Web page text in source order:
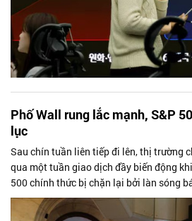
Phố Wall rung lắc mạnh, S&P
lục
Sau chín tuần liên tiếp đi lên, thị trường
qua một tuần giao dịch đầy biến động
500 chính thức bị chặn lại bởi làn sóng
cuối tuần. Những lo ngại về lạm phát,
trưởng kinh tế toàn cầu đã lấn át sự